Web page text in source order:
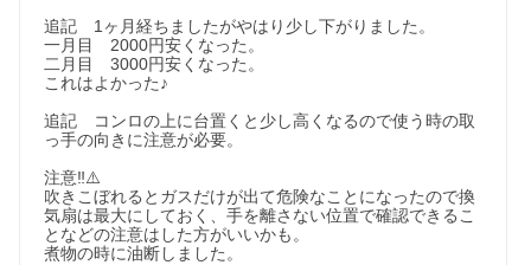
追記　1ヶ月経ちましたがやはり少し下がりました。
一月目　2000円安くなった。
二月目　3000円安くなった。
これはよかった♪
追記　コンロの上に台置くと少し高くなるので使う時の取
っ手の向きに注意が必要。
注意‼️⚠️
吹きこぼれるとガスだけが出て危険なことになったので換
気扇は最大にしておく、手を離さない位置で確認できるこ
となどの注意はした方がいいかも。
煮物の時に油断しました。